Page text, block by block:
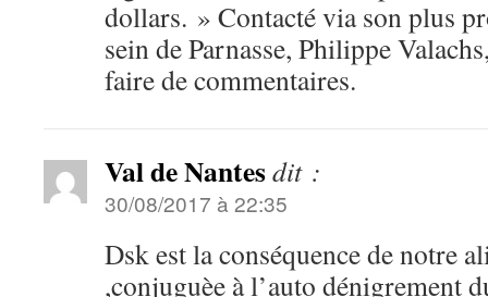
dollars. » Contacté via son plus
sein de Parnasse, Philippe
faire de commentaires.
Val de Nantesdit :
30/08/2017 à 22:35
Dsk est la conséquence de notre
,conjuguèe à l’auto dénigrement